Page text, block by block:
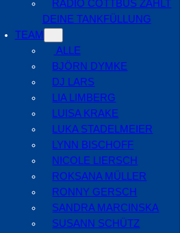
RADIO COTTBUS ZAHLT
DEINE TANKFÜLLUNG
TEAM
ALLE
BJÖRN DYMKE
DJ LARS
LIA LIMBERG
LUISA KRAKE
LUKA STADELMEIER
LYNN BISCHOFF
NICOLE LIERSCH
ROKSANA MÜLLER
RONNY GERSCH
SANDRA MARCINSKA
SUSANN SCHÜTZ